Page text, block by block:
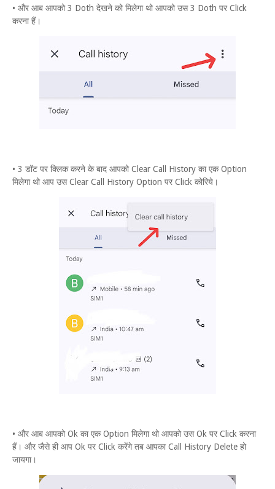
• और आब आपको 3 Doth देखने को मिलेगा थो आपको उस 3 Doth पर Click
करना हैं।
• 3 डॉट पर क्लिक करने के बाद आपको Clear Call History का एक Option
मिलेगा थो आप उस Clear Call History Option पर Click कोरिये।
• और आब आपको Ok का एक Option मिलेगा थो आपको उस Ok पर Click करना
हैं। और जैसे ही आप Ok पर Click करेंगे तब आपका Call History Delete हो
जायगा।